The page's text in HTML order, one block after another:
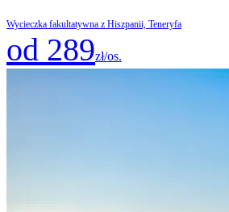
Wycieczka fakultatywna z Hiszpanii, Teneryfa
od 289zł/os.